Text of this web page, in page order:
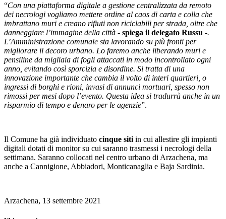
“Con una piattaforma digitale a gestione centralizzata da remoto
dei necrologi vogliamo mettere ordine al caos di carta e colla che
imbrattano muri e creano rifiuti non riciclabili per strada, oltre che
danneggiare l’immagine della città - spiega il delegato Russu -.
L’Amministrazione comunale sta lavorando su più fronti per
migliorare il decoro urbano. Lo faremo anche liberando muri e
pensiline da migliaia di fogli attaccati in modo incontrollato ogni
anno, evitando così sporcizia e disordine. Si tratta di una
innovazione importante che cambia il volto di interi quartieri, o
ingressi di borghi e rioni, invasi di annunci mortuari, spesso non
rimossi per mesi dopo l’evento. Questa idea si tradurrà anche in un
risparmio di tempo e denaro per le agenzie”.
Il Comune ha già individuato cinque siti in cui allestire gli impianti
digitali dotati di monitor su cui saranno trasmessi i necrologi della
settimana. Saranno collocati nel centro urbano di Arzachena, ma
anche a Cannigione, Abbiadori, Monticanaglia e Baja Sardinia.
Arzachena, 13 settembre 2021